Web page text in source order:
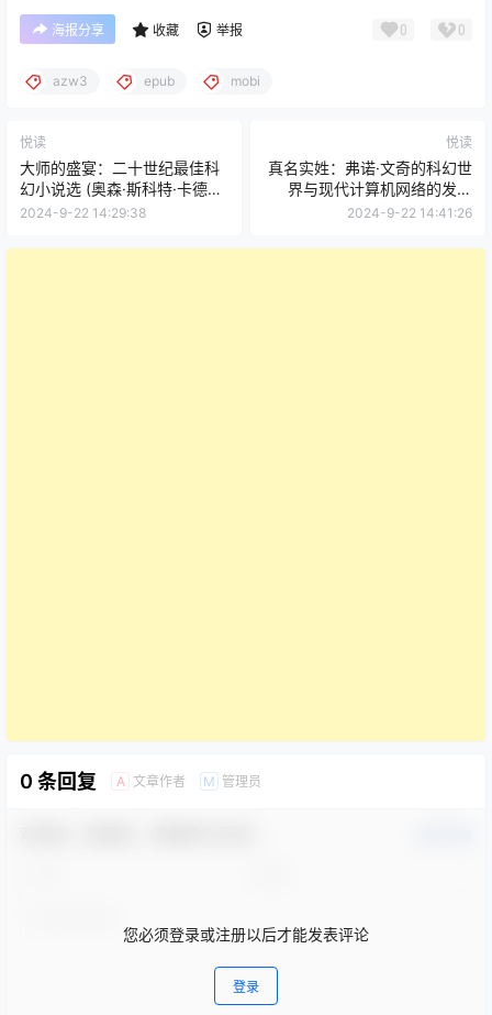
海报分享 收藏 举报 0 0
azw3 epub mobi
悦读
大师的盛宴：二十世纪最佳科
幻小说选 (奥森·斯科特·卡德／
詹姆斯·帕特里克·凯利)
2024-9-22 14:29:38
悦读
真名实姓：弗诺·文奇的科幻世
界与现代计算机网络的发展
(弗诺·文奇)
2024-9-22 14:41:26
0 条回复 A 文章作者 M 管理员
您必须登录或注册以后才能发表评论
登录